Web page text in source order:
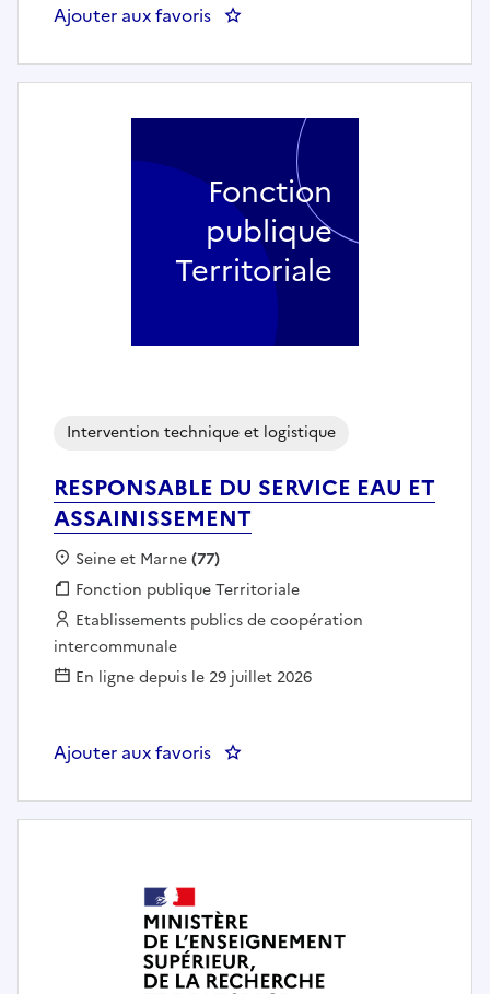
Ajouter aux favoris : Livreur de repas - MAMIROLLE
RESPONSABLE DU SERVICE EAU ET
ASSAINISSEMENT
Intervention technique et logistique
Localisation :
Seine et Marne(77)
Fonction publique :
Fonction publique Territoriale
Employeur :
Etablissements publics de coopération
intercommunale
En ligne depuis le 29 juillet 2026
Ajouter aux favoris : RESPONSABLE DU SERVICE
Fonction
publique
Territoriale